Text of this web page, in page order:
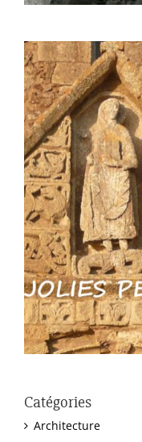
Catégories
Architecture